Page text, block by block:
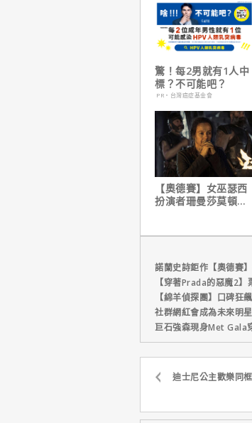
驚！每2男就有1人中
標？不可能吧？
PR・台灣癌症基金會
【奧德賽】女巫瑟西
扮演者珊曼莎莫頓曝
諾蘭史詩鉅作【奧德賽
【穿著Prada的惡魔2
【綿羊偵探團】口碑狂
社群網紅會成為未來明
巨石強森現身Met Gala
迪士尼公主歡樂同